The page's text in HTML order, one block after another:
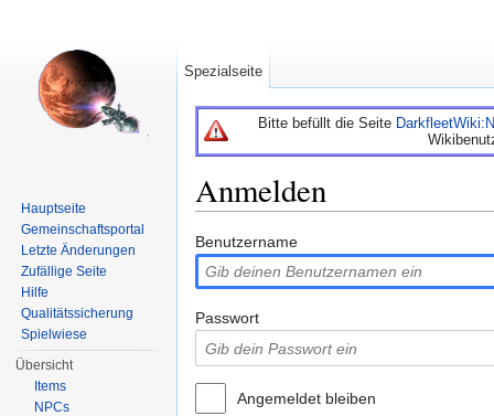
Bitte befüllt die Seite
Anmelden
Benutzername
Passwort
Angemeldet bleiben
Spezialseite
Hauptseite
Gemeinschaftsportal
Letzte Änderungen
Zufällige Seite
Hilfe
Qualitätssicherung
Spielwiese
Übersicht
Items
NPCs